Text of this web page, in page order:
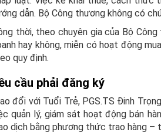
dẫn. Bộ Công thương không có
thời, theo chuyên gia của Bộ
hay không, miễn có hoạt động
quy định.
cầu phải đăng ký
đổi với Tuổi Trẻ, PGS.TS Đinh
quản lý, giám sát hoạt động bán
dịch bằng phương thức trao hàng –